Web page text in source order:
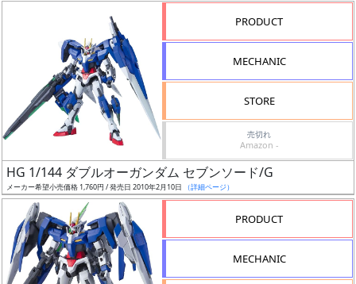
グ
レ
PRODUCT
MECHANIC
STORE
売切れ
Amazon -
HG 1/144 ダブルオーガンダム セブンソード/G
メーカー希望小売価格 1,760円 / 発売日 2010年2月10日 （詳細ページ）
PRODUCT
MECHANIC